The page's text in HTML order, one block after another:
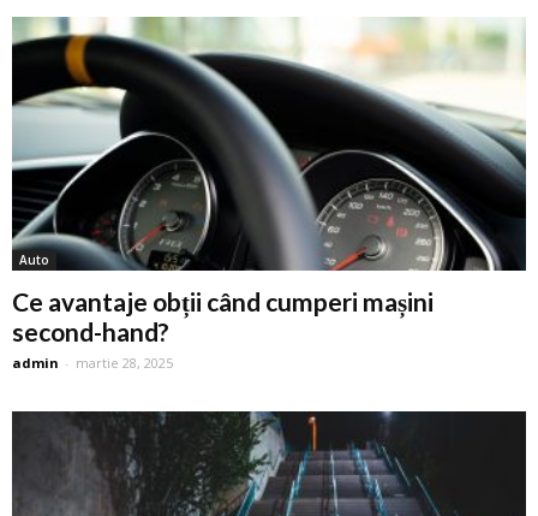
Auto
Ce avantaje obții când cumperi mașini
second-hand?
admin - martie 28, 2025